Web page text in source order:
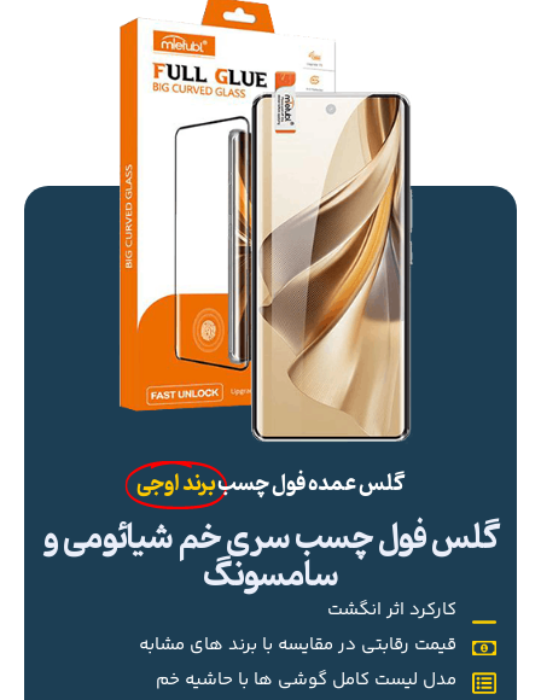
گلس عمده فول چسببرند اوجی
گلس فول چسب سری خم شیائومی و
سامسونگ
کارکرد اثر انگشت
قیمت رقابتی در مقایسه با برند های مشابه
مدل لیست کامل گوشی ها با حاشیه خم